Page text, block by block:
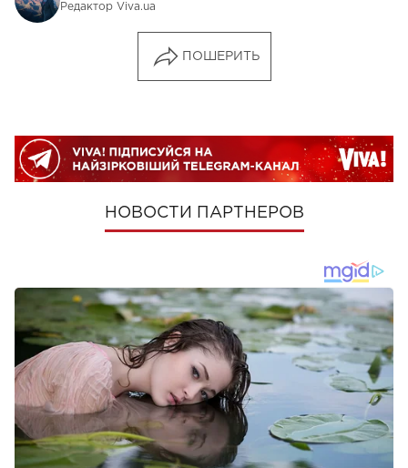
Редактор Viva.ua
ПОШЕРИТЬ
НОВОСТИ ПАРТНЕРОВ